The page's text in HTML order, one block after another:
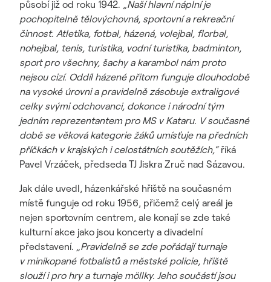
působí již od roku 1942. „Naší hlavní náplní je
pochopitelně tělovýchovná, sportovní a rekreační
činnost. Atletika, fotbal, házená, volejbal, florbal,
nohejbal, tenis, turistika, vodní turistika, badminton,
sport pro všechny, šachy a karambol nám proto
nejsou cizí. Oddíl házené přitom funguje dlouhodobě
na vysoké úrovni a pravidelně zásobuje extraligové
celky svými odchovanci, dokonce i národní tým
jedním reprezentantem pro MS v Kataru. V současné
době se věková kategorie žáků umísťuje na předních
příčkách v krajských i celostátních soutěžích,“říká
Pavel Vrzáček, předseda TJ Jiskra Zruč nad Sázavou.
Jak dále uvedl, házenkářské hřiště na současném
místě funguje od roku 1956, přičemž celý areál je
nejen sportovním centrem, ale konají se zde také
kulturní akce jako jsou koncerty a divadelní
představení. „Pravidelně se zde pořádají turnaje
v minikopané fotbalistů a městské policie, hřiště
slouží i pro hry a turnaje möllky. Jeho součástí jsou